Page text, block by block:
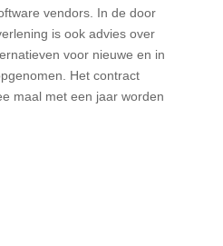
vendors. In de door
is ook advies over
voor nieuwe en in
Het contract
maal met een jaar worden